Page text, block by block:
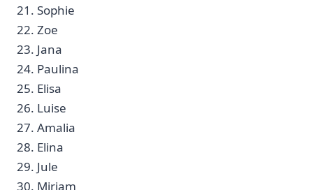
21. Sophie
22. Zoe
23. Jana
24. ‍Paulina
25. Elisa‌
26. Luise
27. Amalia
28. Elina
29. Jule
30. Miriam